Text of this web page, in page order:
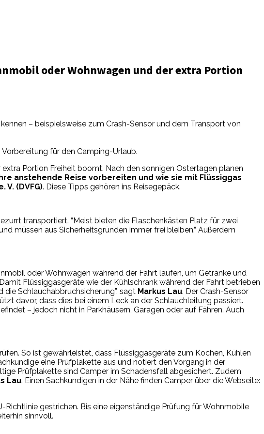
oder Wohnwagen und der extra Portion
– beispielsweise zum Crash-Sensor und dem Transport von
für den Camping-Urlaub.
Portion Freiheit boomt. Nach den sonnigen Ostertagen planen
anstehende Reise vorbereiten und wie sie mit Flüssiggas
(DVFG). Diese Tipps gehören ins Reisegepäck.
transportiert. “Meist bieten die Flaschenkästen Platz für zwei
müssen aus Sicherheitsgründen immer frei bleiben.” Außerdem
oder Wohnwagen während der Fahrt laufen, um Getränke und
Flüssiggasgeräte wie der Kühlschrank während der Fahrt betrieben
Schlauchabbruchsicherung”, sagt Markus Lau. Der Crash-Sensor
davor, dass dies bei einem Leck an der Schlauchleitung passiert.
– jedoch nicht in Parkhäusern, Garagen oder auf Fähren. Auch
So ist gewährleistet, dass Flüssiggasgeräte zum Kochen, Kühlen
eine Prüfplakette aus und notiert den Vorgang in der
Prüfplakette sind Camper im Schadensfall abgesichert. Zudem
Lau. Einen Sachkundigen in der Nähe finden Camper über die Webseite:
Richtlinie gestrichen. Bis eine eigenständige Prüfung für Wohnmobile
sinnvoll.